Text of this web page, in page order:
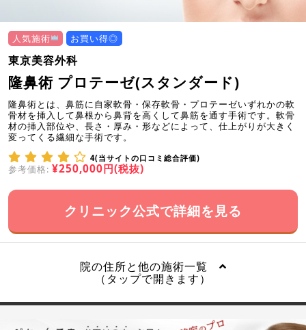
人気施術 お買い得◎
東京美容外科
隆鼻術 プロテーゼ(スタンダード)
隆鼻術とは、鼻筋に自家軟骨・保存軟骨・プロテーゼいずれかの軟
骨材を挿入して鼻根から鼻背を高くして鼻筋を通す手術です。軟骨
材の挿入部位や、長さ・厚み・形などによって、仕上がりが大きく
変ってくる繊細な手術です。
4(当サイトの口コミ総合評価)
参考価格: ¥250,000円(税抜)
クリニック公式で詳細を見る
院の住所と他の施術一覧
（タップで開きます）